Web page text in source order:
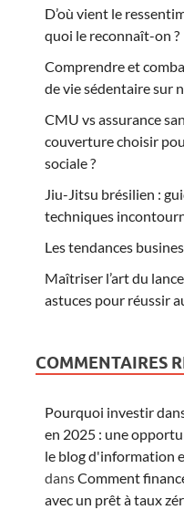
D’où vient le
quoi le reconnaît-on ?
Comprendre et
de vie sédentaire sur
CMU vs assurance
couverture choisir
sociale ?
Jiu-Jitsu brésilien :
techniques
Les tendances
Maîtriser l’art du
astuces pour réussir
COMMENTAIRES
Pourquoi investir
en 2025 : une
le blog d'information
dansComment
avec un prêt à taux